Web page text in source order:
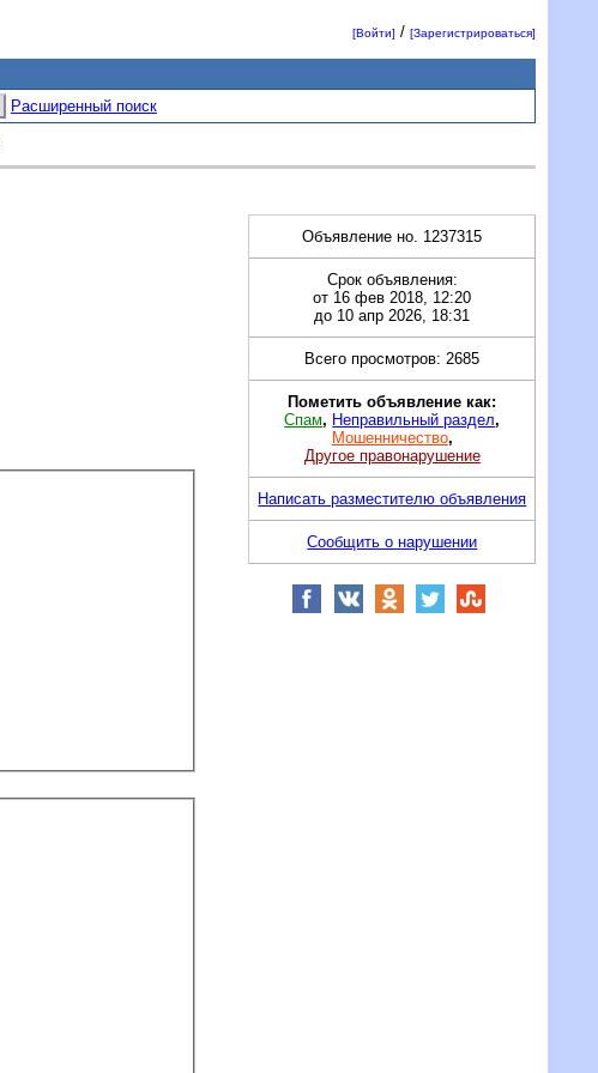
[Войти] /[Зарегистрироваться]
Расширенный поиск
Объявление но. 1237315
Срок объявления:
от 16 фев 2018, 12:20
до 10 апр 2026, 18:31
Всего просмотров: 2685
Пометить объявление как:
Спам, Неправильный раздел,
Мошенничество,
Другое правонарушение
Написать разместителю объявления
Сообщить о нарушении